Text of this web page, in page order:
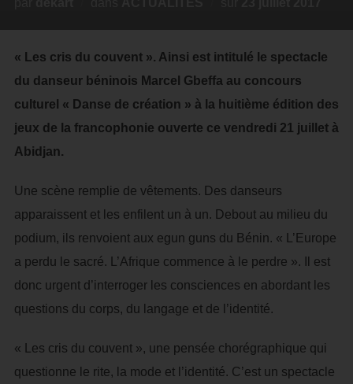
« Les cris du couvent ». Ainsi est intitulé le spectacle
du danseur béninois Marcel Gbeffa au concours
culturel « Danse de création » à la huitième édition des
jeux de la francophonie ouverte ce vendredi 21 juillet à
Abidjan.
Une scène remplie de vêtements. Des danseurs
apparaissent et les enfilent un à un. Debout au milieu du
podium, ils renvoient aux egun guns du Bénin. « L’Europe
a perdu le sacré. L’Afrique commence à le perdre ». Il est
donc urgent d’interroger les consciences en abordant les
questions du corps, du langage et de l’identité.
« Les cris du couvent », une pensée chorégraphique qui
questionne le rite, la mode et l’identité. C’est un spectacle